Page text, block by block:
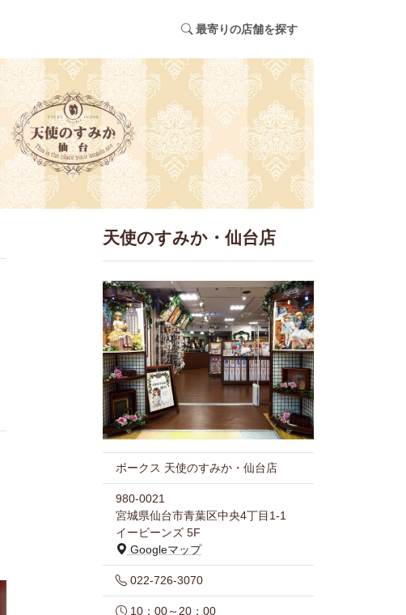
最寄りの店舗を探す
天使のすみか・仙台店
ボークス 天使のすみか・仙台店
980-0021
宮城県仙台市青葉区中央4丁目1-1
イービーンズ 5F
Googleマップ
022-726-3070
10：00～20：00